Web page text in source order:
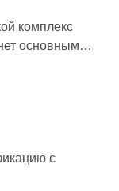
комплекс
основным